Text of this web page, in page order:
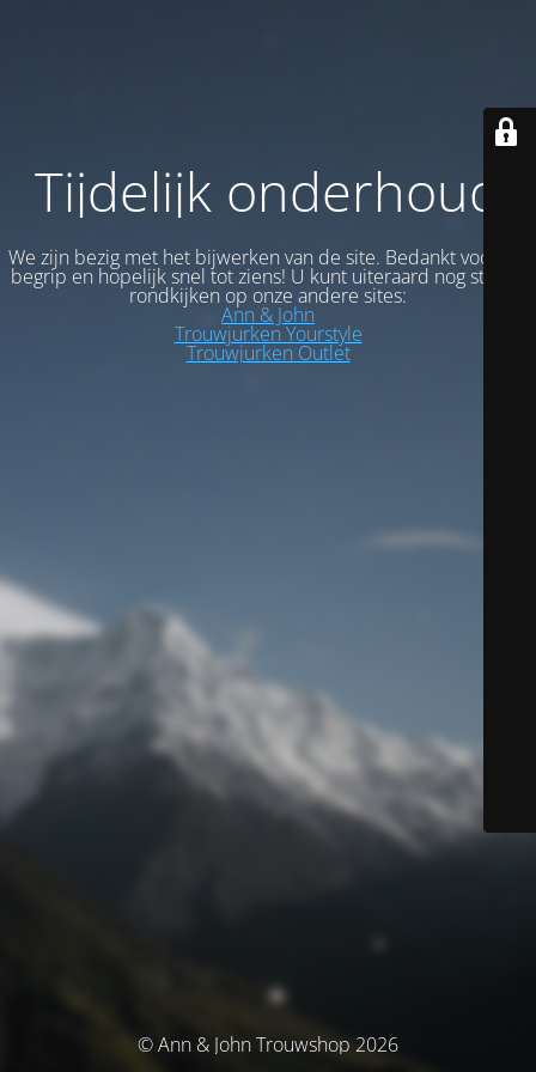
Tijdelijk onderhoud
We zijn bezig met het bijwerken van de site. Bedankt voor uw
begrip en hopelijk snel tot ziens! U kunt uiteraard nog steeds
rondkijken op onze andere sites:
Ann & John
Trouwjurken Yourstyle
Trouwjurken Outlet
© Ann & John Trouwshop 2026